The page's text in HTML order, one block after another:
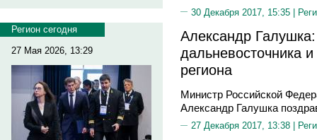
Регион сегодня
27 Мая 2026, 13:29
30 Декабря 2017, 15:35 |
Александр
дальневосточника
региона
Министр Российской
Александр Галушка
27 Декабря 2017, 13:38 |